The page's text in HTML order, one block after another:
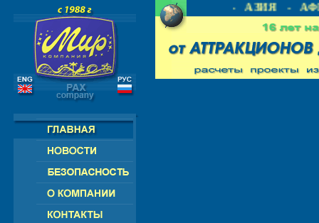
- СНГ - ЕВРОПА - АМЕРИКА - АЗИЯ -